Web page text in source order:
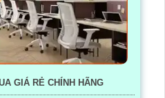
GIÁ RẺ CHÍNH HÃNG